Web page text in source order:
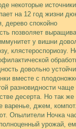
некоторые источники
на 12 год жизни
дерево спокойно
позволяет
у вишни
клястероспориозу.
довольно
вместе с
разновидности чаще
десерта. Но так же
варенье, джем,
Опылители Ночка
урожай,